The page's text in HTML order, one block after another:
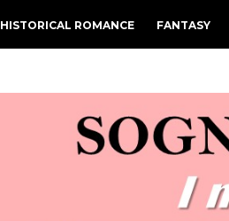
HISTORICAL ROMANCE FANTASY